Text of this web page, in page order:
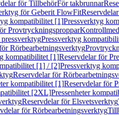
för TillbehörFör takbrunnar
för Geberit FlowFit
kompatibilitet [1]Pressverktyg
Provtryckningsproppar
Pressverktyg
Rörbearbetningsverktyg
kompatibilitet [1]Reservdelar för
[1] / [2]Pressverktyg
Reservdelar för
kompatibilitet [1]Reservdelar för
[2XL]Pressenheter
Reservdelar för Elsvetsverktyg
för Rörbearbetningsverktyg